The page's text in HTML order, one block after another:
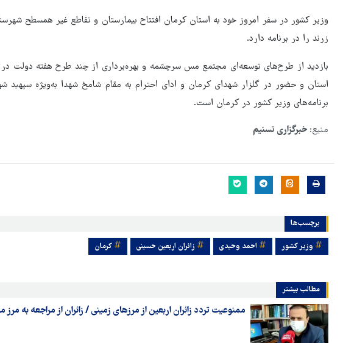
وزیر کشور در سفر امروز خود به استان کرمان افتتاح بیمارستان و تقاطع غیر همسطح
زرند را در برنامه دارد.
بازدید از طرح‌های توسعه‌ای مجتمع مس سرچشمه و بهره‌برداری از چند طرح هفته دولت
استان و حضور در گلزار شهدای کرمان و ادای احترام به مقام شامخ شهدا به‌ویژه سپهبد
برنامه‌های وزیر کشور در کرمان است.
منبع: خبرگزاری تسنیم
برچسب‌ها
وزیر کشور احمد وحیدی زائران اربعین حسینی کرمان
مطالب بیشتر
ممنوعیت تردد زائران اربعین از مرزهای زمینی / زائران از مراجعه به